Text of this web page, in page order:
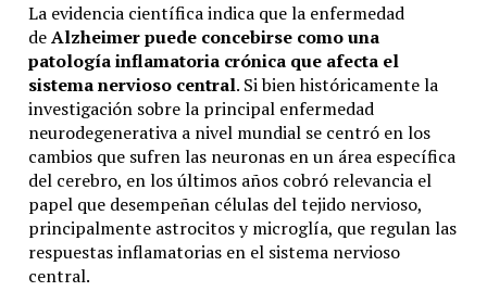
La evidencia científica indica que la enfermedad
deAlzheimer puede concebirse como una
patología inflamatoria crónica que afecta el
sistema nervioso central. Si bien históricamente la
investigación sobre la principal enfermedad
neurodegenerativa a nivel mundial se centró en los
cambios que sufren las neuronas en un área específica
del cerebro, en los últimos años cobró relevancia el
papel que desempeñan células del tejido nervioso,
principalmente astrocitos y microglía, que regulan las
respuestas inflamatorias en el sistema nervioso
central.